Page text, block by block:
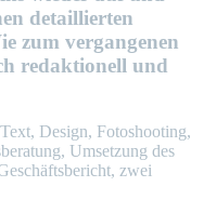
detaillierten
zum vergangenen
redaktionell und
Design, Fotoshooting,
Umsetzung des
zwei